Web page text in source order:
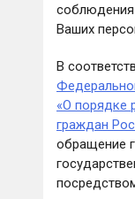
соблюдения
Ваших
В
«О порядке
граждан
обращение